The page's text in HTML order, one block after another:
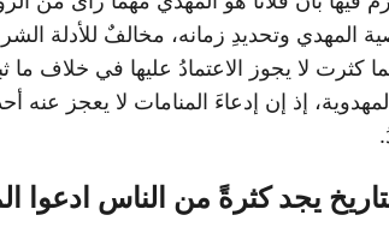
المهدي وتحديدِ زمانه، مخالفٌ للأدلة
كثرت لا يجوز الاعتمادُ عليها في خلاف
إذ إن إدعاءَ المنامات لا يعجز عنه
يجد كثرةً من الناس ادعوا